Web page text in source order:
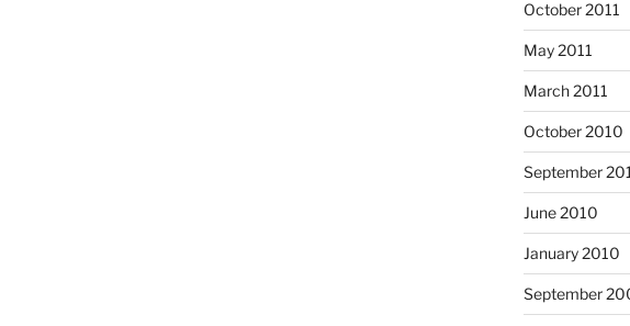
October 2011
May 2011
March 2011
October 2010
September
June 2010
January 2010
September